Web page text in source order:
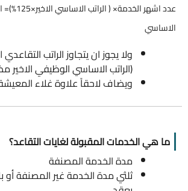
عدد اشهر
الاساسي
ولا يجوز ان يتجاوز الراتب
(الراتب الاساسي الوظيفي الاخير
ويضاف لاحقاً علاوة غلاء
ما هي الخدمات المقبولة لغايات التقاعد؟
مدة الخدمة المصنفة
ثلثي مدة الخدمة غير المصنفة أو